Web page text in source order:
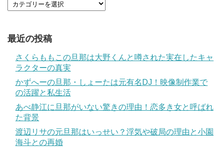
最近の投稿
さくらももこの旦那は大野くんと噂された実在したキャ
ラクターの真実
かずへーの旦那・しょーたは元有名DJ！映像制作業で
の活躍と私生活
あべ静江に旦那がいない驚きの理由！恋多き女と呼ばれ
た背景
渡辺リサの元旦那はいっせい？浮気や破局の理由と小園
海斗との再婚